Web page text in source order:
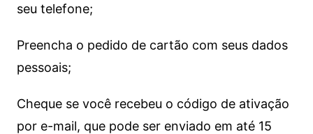
seu telefone;
Preencha o pedido de cartão com seus dados
pessoais;
Cheque se você recebeu o código de ativação
por e-mail, que pode ser enviado em até 15